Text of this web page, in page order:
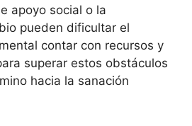
apoyo social o la
pueden dificultar el
contar con recursos y
superar estos obstáculos
hacia la sanación